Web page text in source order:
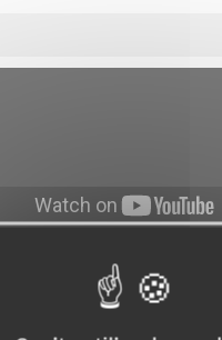
est plus importante de
du pôle
du